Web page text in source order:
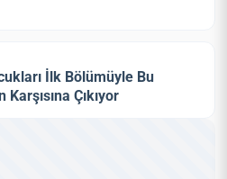
İlk Bölümüyle Bu
Çıkıyor